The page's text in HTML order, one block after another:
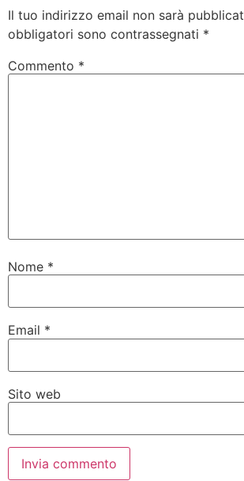
Il tuo indirizzo email non sarà
obbligatori sono contrassegnati *
Commento *
Nome *
Email *
Sito web